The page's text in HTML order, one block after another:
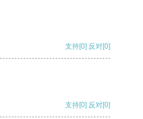
支持[0] 反对[0]
支持[0] 反对[0]